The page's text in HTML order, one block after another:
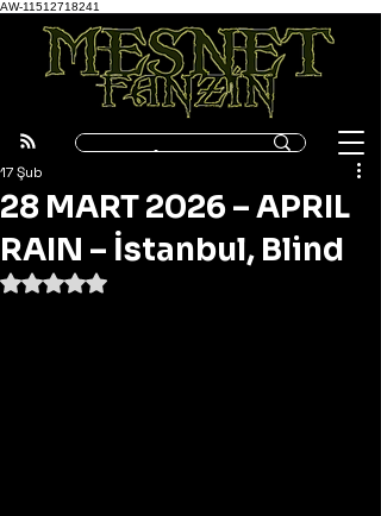
AW-11512718241
28 MART 2026 – APRIL
RAIN – İstanbul, Blind
17 Şub
5 üzerinden NaN yıldız